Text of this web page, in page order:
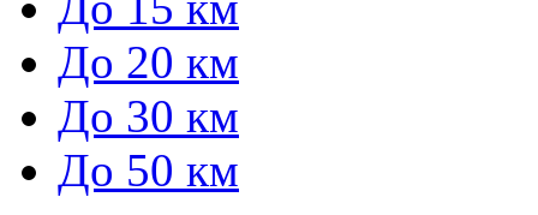
До 20 км
До 30 км
До 50 км